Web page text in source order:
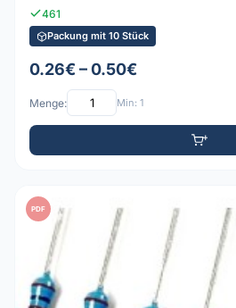
461
Packung mit 10 Stück
0.26€ – 0.50€
Menge: Min: 1
PDF